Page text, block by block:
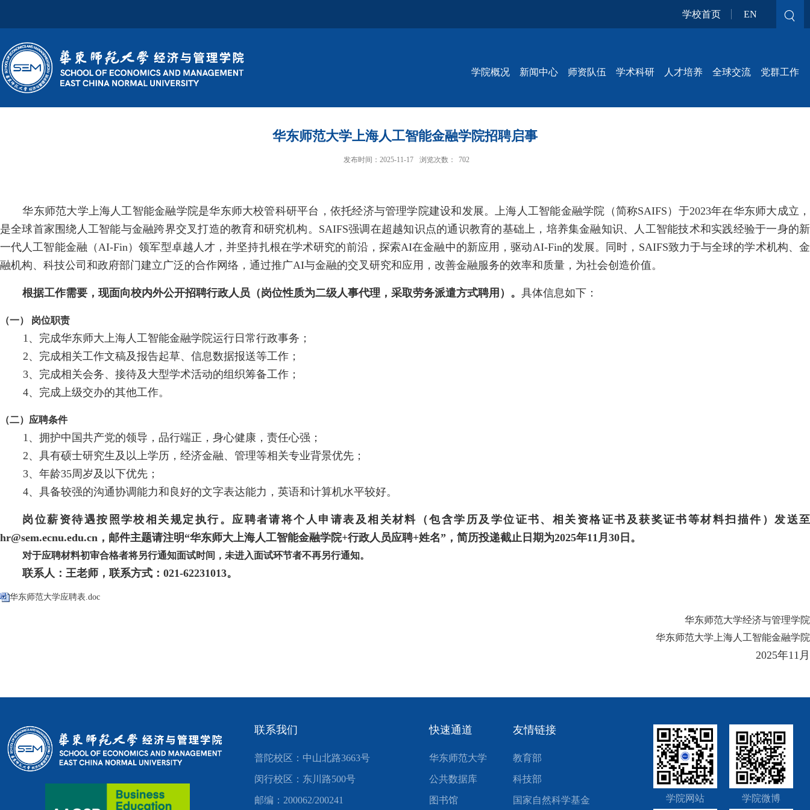
学校首页 EN
学院概况 新闻中心 师资队伍 学术科研 人才培养 全球交流 党群工作
华东师范大学上海人工智能金融学院招聘启事
发布时间：2025-11-17 浏览次数： 702
华东师范大学上海人工智能金融学院是华东师大校管科研平台，依托经济与管理学院建设和发展。上海人工智能金融学院（简称SAIFS ）于2023年在华东师大成立，
是全球首家围绕人工智能与金融跨界交叉打造的教育和研究机构。 SAIFS强调在超越知识点的通识教育的基础上，培养集金融知识、人工智能技术和实践经验于一身的新
一代人工智能金融（AI-Fin）领军型卓越人才，并坚持扎根在学术研究的前沿，探索AI在金融中的新应用，驱动AI-Fin的发展。同时， SAIFS致力于与全球的学术机构、金
融机构、科技公司和政府部门建立广泛的合作网络，通过推广AI与金融的交叉研究和应用，改善金融服务的效率和质量，为社会创造价值。
根据工作需要，现面向校内外公开招聘行政人员（岗位性质为二级人事代理，采取劳务派遣方式聘用）。具体信息如下：
（一） 岗位职责
1、完成华东师大上海人工智能金融学院运行日常行政事务；
2、完成相关工作文稿及报告起草、信息数据报送等工作；
3、完成相关会务、接待及大型学术活动的组织筹备工作；
4、完成上级交办的其他工作。
（二）应聘条件
1、拥护中国共产党的领导，品行端正，身心健康，责任心强；
2、具有硕士研究生及以上学历，经济金融、管理等相关专业背景优先；
3、年龄35周岁及以下优先；
4、具备较强的沟通协调能力和良好的文字表达能力，英语和计算机水平较好。
岗位薪资待遇按照学校相关规定执行。应聘者请将个人申请表及相关材料（包含学历及学位证书、相关资格证书及获奖证书等材料扫描件）发送至
hr@sem.ecnu.edu.cn ，邮件主题请注明“华东师大上海人工智能金融学院+行政人员应聘+姓名”，简历投递截止日期为2025年11月 30 日。
对于应聘材料初审合格者将另行通知面试时间，未进入面试环节者不再另行通知。
联系人：王老师，联系方式：021-62231013。
华东师范大学应聘表.doc
华东师范大学经济与管理学院
华东师范大学上海人工智能金融学院
2025年11 月
联系我们
普陀校区：中山北路3663号
闵行校区：东川路500号
邮编：200062/200241
快速通道
华东师范大学
公共数据库
图书馆
友情链接
教育部
科技部
国家自然科学基金 学院网站 学院微博